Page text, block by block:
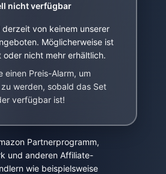
nicht verfügbar
derzeit von keinem unserer
Möglicherweise ist
oder nicht mehr erhältlich.
einen Preis-Alarm, um
werden, sobald das Set
verfügbar ist!
Partnerprogramm,
und anderen Affiliate-
wie beispielsweise